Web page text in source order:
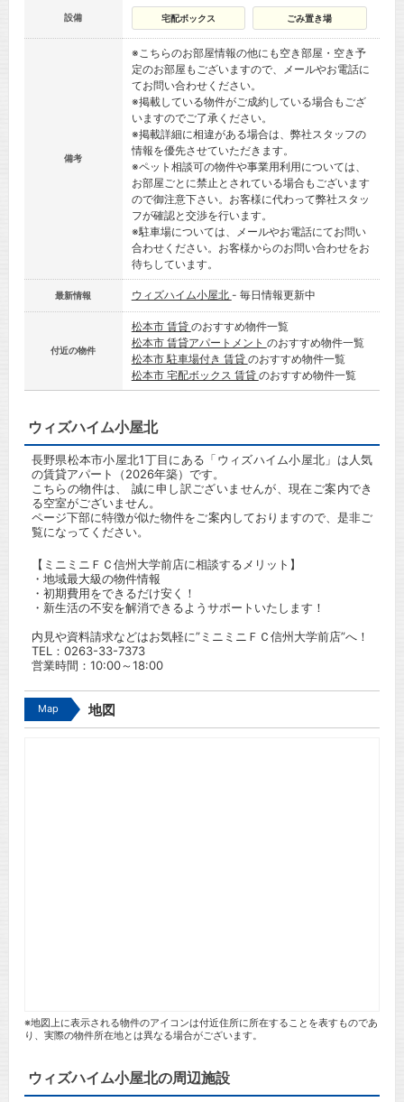
設備 宅配ボックス ごみ置き場
備考
※こちらのお部屋情報の他にも空き部屋・空き予
定のお部屋もございますので、メールやお電話に
てお問い合わせください。
※掲載している物件がご成約している場合もござ
いますのでご了承ください。
※掲載詳細に相違がある場合は、弊社スタッフの
情報を優先させていただきます。
※ペット相談可の物件や事業用利用については、
お部屋ごとに禁止とされている場合もございます
ので御注意下さい。お客様に代わって弊社スタッ
フが確認と交渉を行います。
※駐車場については、メールやお電話にてお問い
合わせください。お客様からのお問い合わせをお
待ちしています。
最新情報 ウィズハイム小屋北 - 毎日情報更新中
付近の物件
松本市 賃貸 のおすすめ物件一覧
松本市 賃貸アパートメント のおすすめ物件一覧
松本市 駐車場付き 賃貸 のおすすめ物件一覧
松本市 宅配ボックス 賃貸 のおすすめ物件一覧
ウィズハイム小屋北
長野県松本市小屋北1丁目にある「ウィズハイム小屋北」は人気
の賃貸アパート（2026年築）です。
こちらの物件は、 誠に申し訳ございませんが、現在ご案内でき
る空室がございません。
ページ下部に特徴が似た物件をご案内しておりますので、是非ご
覧になってください。
【ミニミニＦＣ信州大学前店に相談するメリット】
・地域最大級の物件情報
・初期費用をできるだけ安く！
・新生活の不安を解消できるようサポートいたします！
内見や資料請求などはお気軽に”ミニミニＦＣ信州大学前店”へ！
TEL： 0263-33-7373
営業時間：10:00～18:00
Map 地図
※地図上に表示される物件のアイコンは付近住所に所在することを表すものであ
り、実際の物件所在地とは異なる場合がございます。
ウィズハイム小屋北の周辺施設